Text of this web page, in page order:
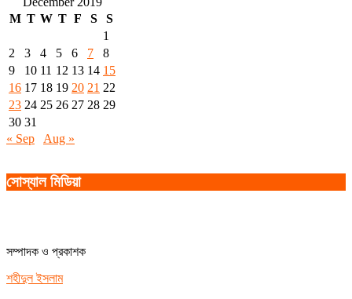
M T W T F S
S
1
2
3 4 5 6 7
8
9
10 11 12 13 14 15
16 17 18 19 20 21 22
23 24 25 26 27 28 29
30 31
« Sep
Aug »
সোস্যাল মিডিয়া
সম্পাদক ও প্রকাশক
শহীদুল ইসলাম